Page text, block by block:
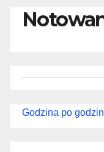
Godzina po